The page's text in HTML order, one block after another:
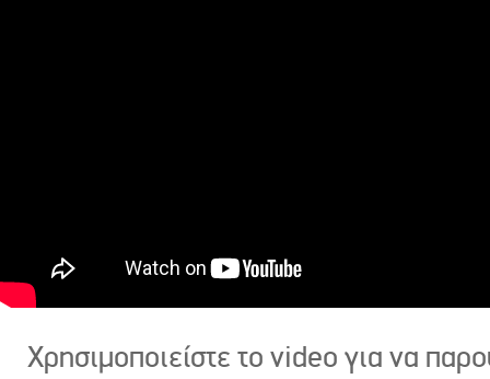
Χρησιμοποιείστε το video για να